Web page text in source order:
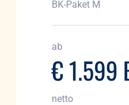
BK-Paket M
ab
€ 1.599
netto